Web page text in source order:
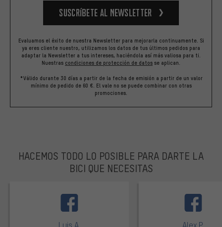
Suscríbete al newsletter
Evaluamos el éxito de nuestra Newsletter para mejorarla continuamente. Si
ya eres cliente nuestro, utilizamos los datos de tus últimos pedidos para
adaptar la Newsletter a tus intereses, haciéndola así más valiosa para ti.
Nuestras condiciones de protección de datos se aplican.
*Válido durante 30 días a partir de la fecha de emisión a partir de un valor
mínimo de pedido de 60 €. El vale no se puede combinar con otras
promociones.
HACEMOS TODO LO POSIBLE PARA DARTE LA
BICI QUE NECESITAS